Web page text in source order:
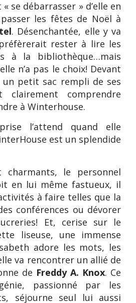
se débarrasser » d’elle en
passer les fêtes de Noël à
. Désenchantée, elle y va
rester à lire les
à la bibliothèque…mais
n’a pas le choix! Devant
petit sac rempli de ses
comprendre
à Winterhouse.
l’attend quand elle
est un splendide
charmants, le personnel
en lui même fastueux, il
à faire telles que la
conférences ou dévorer
Et, cerise sur le
liseuse, une immense
adore les mots, les
va rencontrer un allié de
de Freddy A. Knox. Ce
passionné par les
séjourne seul lui aussi